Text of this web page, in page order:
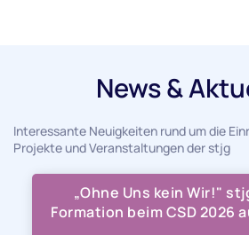
News &
Interessante Neuigkeiten rund um die
Projekte und Veranstaltungen der stjg
„Ohne Uns kein Wir!"
Formation beim CSD 2026